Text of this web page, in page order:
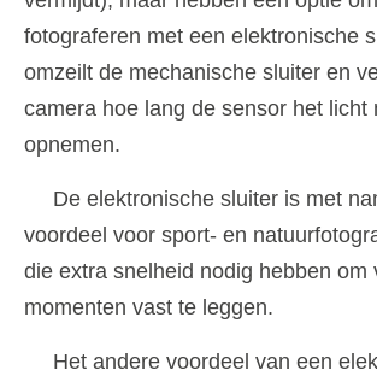
fotograferen met een elektronische
omzeilt de mechanische sluiter en
camera hoe lang de sensor het licht
opnemen.
De elektronische sluiter is met
voordeel voor sport- en
die extra snelheid nodig hebben om
momenten vast te leggen.
Het andere voordeel van een